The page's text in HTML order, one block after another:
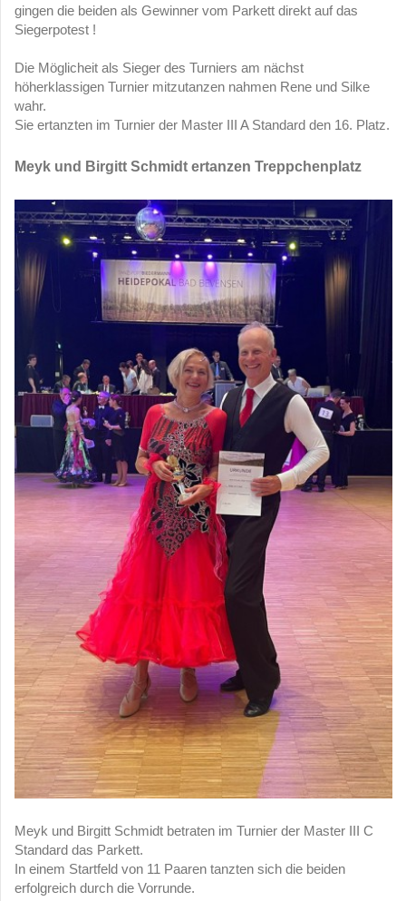
gingen die beiden als Gewinner vom Parkett direkt auf das
Siegerpotest !
Die Möglicheit als Sieger des Turniers am nächst
höherklassigen Turnier mitzutanzen nahmen Rene und Silke
wahr.
Sie ertanzten im Turnier der Master III A Standard den 16. Platz.
Meyk und Birgitt Schmidt ertanzen Treppchenplatz
Meyk und Birgitt Schmidt betraten im Turnier der Master III C
Standard das Parkett.
In einem Startfeld von 11 Paaren tanzten sich die beiden
erfolgreich durch die Vorrunde.